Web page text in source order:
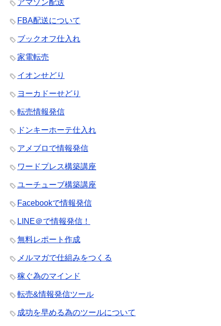
アマゾン配送
FBA配送について
ブックオフ仕入れ
家電転売
イオンせどり
ヨーカドーせどり
転売情報発信
ドンキーホーテ仕入れ
アメブロで情報発信
ワードプレス構築講座
ユーチューブ構築講座
Facebookで情報発信
LINE＠で情報発信！
無料レポート作成
メルマガで仕組みをつくる
稼ぐ為のマインド
転売&情報発信ツール
成功を早める為のツールについて